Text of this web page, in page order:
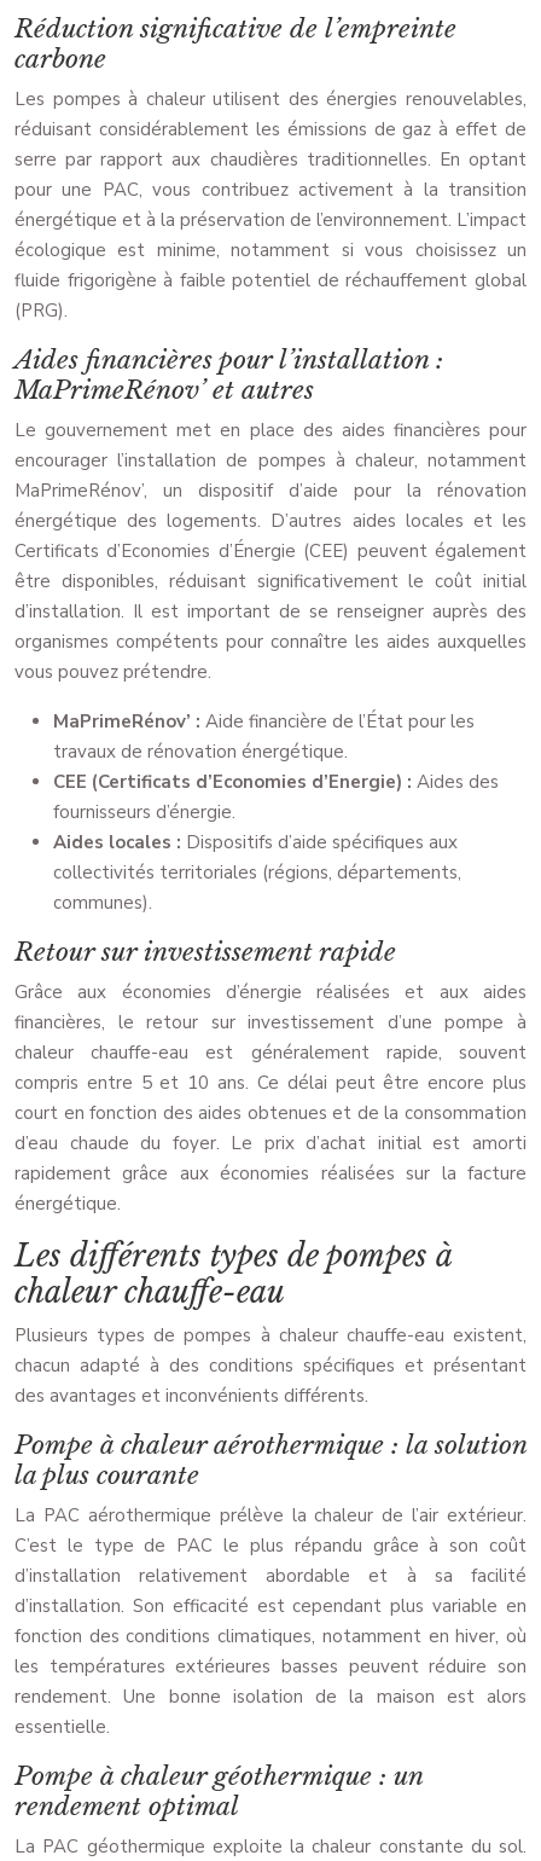
Réduction significative de l’empreinte
carbone
Les pompes à chaleur utilisent des énergies renouvelables,
réduisant considérablement les émissions de gaz à effet de
serre par rapport aux chaudières traditionnelles. En optant
pour une PAC, vous contribuez activement à la transition
énergétique et à la préservation de l’environnement. L’impact
écologique est minime, notamment si vous choisissez un
fluide frigorigène à faible potentiel de réchauffement global
(PRG).
Aides financières pour l’installation :
MaPrimeRénov’ et autres
Le gouvernement met en place des aides financières pour
encourager l’installation de pompes à chaleur, notamment
MaPrimeRénov’, un dispositif d’aide pour la rénovation
énergétique des logements. D’autres aides locales et les
Certificats d’Economies d’Énergie (CEE) peuvent également
être disponibles, réduisant significativement le coût initial
d’installation. Il est important de se renseigner auprès des
organismes compétents pour connaître les aides auxquelles
vous pouvez prétendre.
MaPrimeRénov’ : Aide financière de l’État pour les
travaux de rénovation énergétique.
CEE (Certificats d’Economies d’Energie) : Aides des
fournisseurs d’énergie.
Aides locales : Dispositifs d’aide spécifiques aux
collectivités territoriales (régions, départements,
communes).
Retour sur investissement rapide
Grâce aux économies d’énergie réalisées et aux aides
financières, le retour sur investissement d’une pompe à
chaleur chauffe-eau est généralement rapide, souvent
compris entre 5 et 10 ans. Ce délai peut être encore plus
court en fonction des aides obtenues et de la consommation
d’eau chaude du foyer. Le prix d’achat initial est amorti
rapidement grâce aux économies réalisées sur la facture
énergétique.
Les différents types de pompes à
chaleur chauffe-eau
Plusieurs types de pompes à chaleur chauffe-eau existent,
chacun adapté à des conditions spécifiques et présentant
des avantages et inconvénients différents.
Pompe à chaleur aérothermique : la solution
la plus courante
La PAC aérothermique prélève la chaleur de l’air extérieur.
C’est le type de PAC le plus répandu grâce à son coût
d’installation relativement abordable et à sa facilité
d’installation. Son efficacité est cependant plus variable en
fonction des conditions climatiques, notamment en hiver, où
les températures extérieures basses peuvent réduire son
rendement. Une bonne isolation de la maison est alors
essentielle.
Pompe à chaleur géothermique : un
rendement optimal
La PAC géothermique exploite la chaleur constante du sol.